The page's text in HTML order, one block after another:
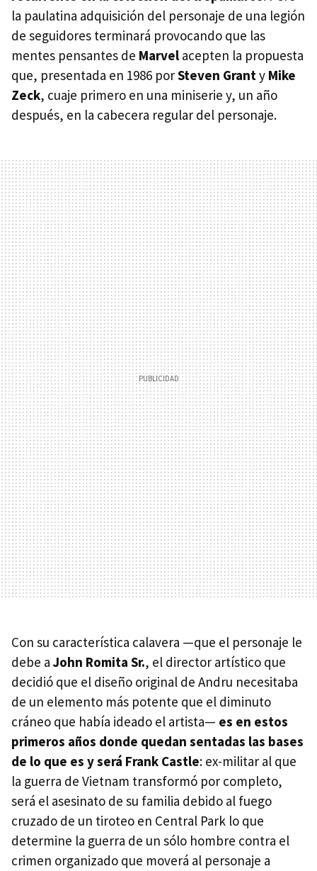
la paulatina adquisición del personaje de una legión
de seguidores terminará provocando que las
mentes pensantes de Marvel acepten la propuesta
que, presentada en 1986 porSteven Granty Mike
Zeck, cuaje primero en una miniserie y, un año
después, en la cabecera regular del personaje.
Con su característica calavera —que el personaje le
debe a John Romita Sr., el director artístico que
decidió que el diseño original de Andru necesitaba
de un elemento más potente que el diminuto
cráneo que había ideado el artista— es en estos
primeros años donde quedan sentadas las bases
de lo que es y será Frank Castle: ex-militar al que
la guerra de Vietnam transformó por completo,
será el asesinato de su familia debido al fuego
cruzado de un tiroteo en Central Park lo que
determine la guerra de un sólo hombre contra el
crimen organizado que moverá al personaje a